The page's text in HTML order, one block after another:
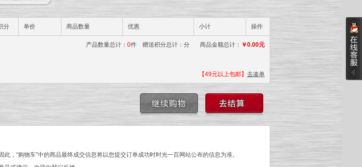
分 单价 商品数量 优惠 小计 操作
产品数量总计： 0件 赠送积分总计：分 商品金额总计： ￥0.00元
【49元以上包邮】 去凑单
，“购物车”中的商品最终成交信息将以您提交订单成功时时光一百网站公布的信息为准。